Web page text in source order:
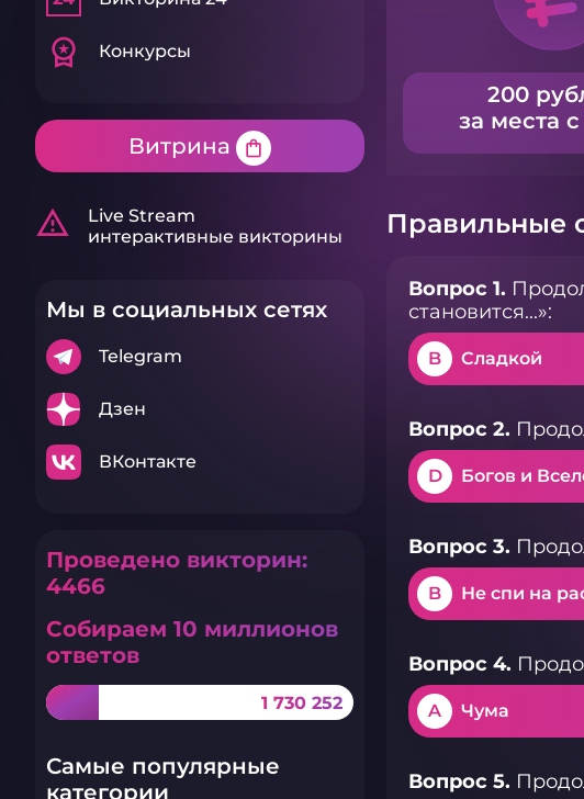
workspace_premium Конкурсы
Витрина shopping_bag
warning_amber
Live Stream
интерактивные викторины
Мы в социальных сетях
Telegram
Дзен
ВКонтакте
Проведено викторин:
4466
Собираем 10 миллионов
ответов
1 730 252
Самые популярные
категории
200
за места с
Правильные
Вопрос 1.
становится...»:
B Сладкой
Вопрос 2.
D Богов и
Вопрос 3.
B Не спи на
Вопрос 4.
A Чума
Вопрос 5.